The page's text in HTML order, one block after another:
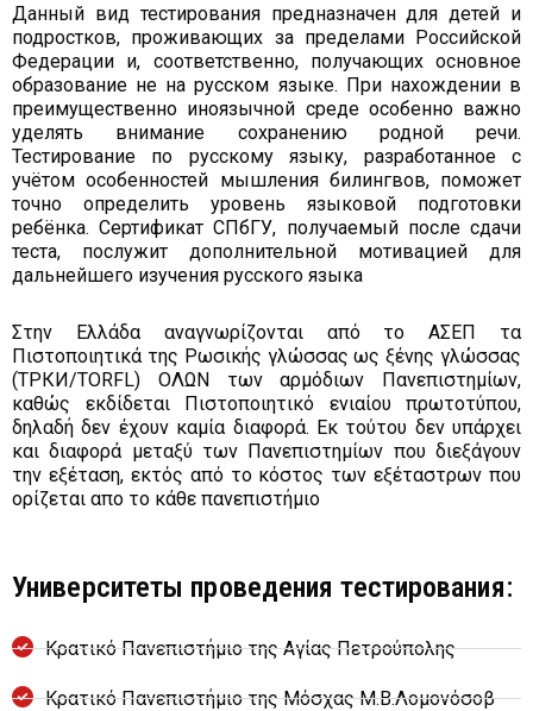
Данный вид тестирования предназначен для детей и
подростков, проживающих за пределами Российской
Федерации и, соответственно, получающих основное
образование не на русском языке. При нахождении в
преимущественно иноязычной среде особенно важно
уделять внимание сохранению родной речи.
Тестирование по русскому языку, разработанное с
учётом особенностей мышления билингвов, поможет
точно определить уровень языковой подготовки
ребёнка. Сертификат СПбГУ, получаемый после сдачи
теста, послужит дополнительной мотивацией для
дальнейшего изучения русского языка
Στην Ελλάδα αναγνωρίζονται από το ΑΣΕΠ τα
Πιστοποιητικά της Ρωσικής γλώσσας ως ξένης γλώσσας
(ТРКИ/TORFL) ΟΛΩΝ των αρμόδιων Πανεπιστημίων,
καθώς εκδίδεται Πιστοποιητικό ενιαίου πρωτοτύπου,
δηλαδή δεν έχουν καμία διαφορά. Εκ τούτου δεν υπάρχει
και διαφορά μεταξύ των Πανεπιστημίων που διεξάγουν
την εξέταση, εκτός από το κόστος των εξέταστρων που
ορίζεται απο το κάθε πανεπιστήμιο
Университеты проведения тестирования:
Κρατικό Πανεπιστήμιο της Αγίας Πετρούπολης
Κρατικό Πανεπιστήμιο της Μόσχας Μ.Β.Λομονόσοβ